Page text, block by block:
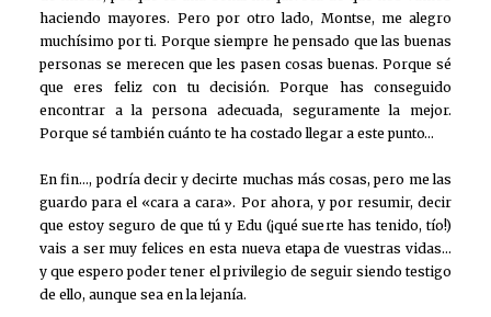
haciendo mayores. Pero por otro lado, Montse, me alegro
muchísimo por ti. Porque siempre he pensado que las buenas
personas se merecen que les pasen cosas buenas. Porque sé
que eres feliz con tu decisión. Porque has conseguido
encontrar a la persona adecuada, seguramente la mejor.
Porque sé también cuánto te ha costado llegar a este punto…
En fin…, podría decir y decirte muchas más cosas, pero me las
guardo para el «cara a cara». Por ahora, y por resumir, decir
que estoy seguro de que tú y Edu (¡qué suerte has tenido, tío!)
vais a ser muy felices en esta nueva etapa de vuestras vidas…
y que espero poder tener el privilegio de seguir siendo testigo
de ello, aunque sea en la lejanía.